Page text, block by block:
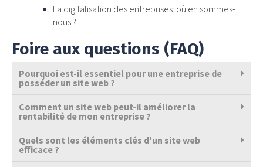
La digitalisation des entreprises: où en sommes-
nous ?
Foire aux questions (FAQ)
Pourquoi est-il essentiel pour une entreprise de
posséder un site web ?
Comment un site web peut-il améliorer la
rentabilité de mon entreprise ?
Quels sont les éléments clés d'un site web
efficace ?